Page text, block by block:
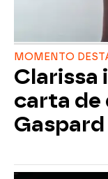
MOMENTO
Clarissa
carta de
Gaspard